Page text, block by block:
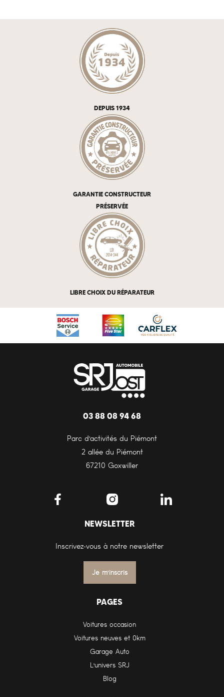
DEPUIS 1934
GARANTIE CONSTRUCTEUR
PRÉSERVÉE
LIBRE CHOIX DU RÉPARATEUR
03 88 08 94 68
Parc d'activités du Piémont
2 allée du Piémont
67210 Goxwiller
NEWSLETTER
Inscrivez-vous à notre newsletter
Je m'inscris
PAGES
Voitures occasion
Voitures neuves et 0km
Garage Auto
L'univers SRJ
Blog